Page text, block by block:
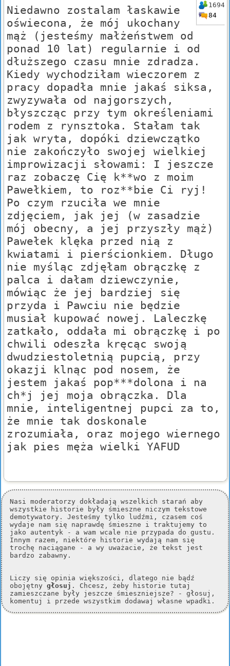
1694
84
Niedawno zostalam łaskawie
oświecona, że mój ukochany
mąż (jesteśmy małżeństwem od
ponad 10 lat) regularnie i od
dłuższego czasu mnie zdradza.
Kiedy wychodziłam wieczorem z
pracy dopadła mnie jakaś siksa,
zwyzywała od najgorszych,
błyszcząc przy tym określeniami
rodem z rynsztoka. Stałam tak
jak wryta, dopóki dziewczątko
nie zakończyło swojej wielkiej
improwizacji słowami: I jeszcze
raz zobaczę Cię k**wo z moim
Pawełkiem, to roz**bie Ci ryj!
Po czym rzuciła we mnie
zdjęciem, jak jej (w zasadzie
mój obecny, a jej przyszły mąż)
Pawełek klęka przed nią z
kwiatami i pierścionkiem. Długo
nie myśląc zdjęłam obrączkę z
palca i dałam dziewczynie,
mówiąc że jej bardziej się
przyda i Pawciu nie będzie
musiał kupować nowej. Laleczkę
zatkało, oddała mi obrączkę i po
chwili odeszła kręcąc swoją
dwudziestoletnią pupcią, przy
okazji klnąc pod nosem, że
jestem jakaś pop***dolona i na
ch*j jej moja obrączka. Dla
mnie, inteligentnej pupci za to,
że mnie tak doskonale
zrozumiała, oraz mojego wiernego
jak pies męża wielki YAFUD
Nasi moderatorzy dokładają wszelkich starań aby
wszystkie historie były śmieszne niczym tekstowe
demotywatory. Jesteśmy tylko ludźmi, czasem coś
wydaje nam się naprawdę śmieszne i traktujemy to
jako autentyk - a wam wcale nie przypada do gustu.
Innym razem, niektóre historie wydają nam się
trochę naciągane - a wy uważacie, że tekst jest
bardzo zabawny.
Liczy się opinia większości, dlatego nie bądź
obojętny głosuj . Chcesz, żeby historie tutaj
zamieszczane były jeszcze śmieszniejsze? - głosuj,
komentuj i przede wszystkim dodawaj własne wpadki.